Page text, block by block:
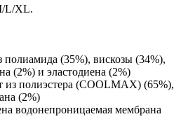
L/XL.
(35%), вискозы (34%),
(2%) и эластодиена (2%)
из полиэстера (COOLMAX) (65%),
(2%)
водонепроницаемая мембрана